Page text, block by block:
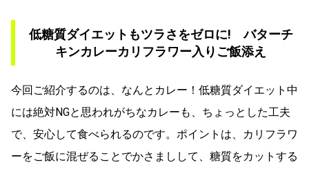
低糖質ダイエットもツラさをゼロに! バターチ
キンカレーカリフラワー入りご飯添え
今回ご紹介するのは、なんとカレー！低糖質ダイエット中
には絶対NGと思われがちなカレーも、ちょっとした工夫
で、安心して食べられるのです。ポイントは、カリフラワ
ーをご飯に混ぜることでかさましして、糖質をカットする